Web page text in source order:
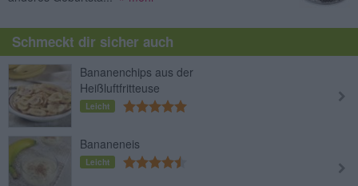
Schmeckt dir sicher auch
Bananenchips aus der
Heißluftfritteuse
Leicht
Bananeneis
Leicht